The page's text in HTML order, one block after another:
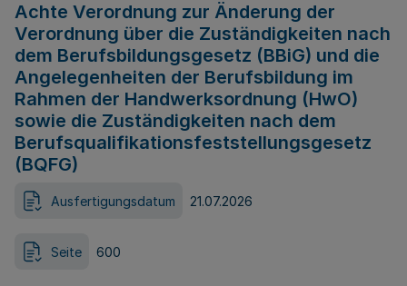
Achte Verordnung zur Änderung der
Verordnung über die Zuständigkeiten nach
dem Berufsbildungsgesetz (BBiG) und die
Angelegenheiten der Berufsbildung im
Rahmen der Handwerksordnung (HwO)
sowie die Zuständigkeiten nach dem
Berufsqualifikationsfeststellungsgesetz
(BQFG)
Ausfertigungsdatum 21.07.2026
Seite 600